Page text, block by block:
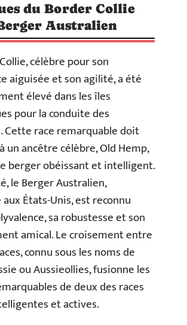
du Border Collie
Australien
célèbre pour son
aiguisée et son agilité, a été
élevé dans les îles
pour la conduite des
Cette race remarquable doit
un ancêtre célèbre, Old Hemp,
berger obéissant et intelligent.
le Berger Australien,
États-Unis, est reconnu
sa robustesse et son
amical. Le croisement entre
connu sous les noms de
ou Aussieollies, fusionne les
de deux des races
et actives.